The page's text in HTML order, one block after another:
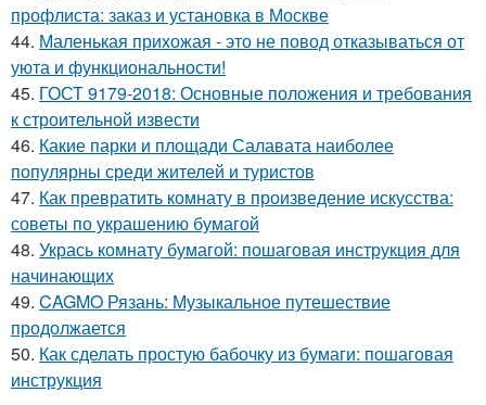
профлиста: заказ и установка в Москве
44. Маленькая прихожая - это не повод отказываться от
уюта и функциональности!
45. ГОСТ 9179-2018: Основные положения и требования
к строительной извести
46. Какие парки и площади Салавата наиболее
популярны среди жителей и туристов
47. Как превратить комнату в произведение искусства:
советы по украшению бумагой
48. Укрась комнату бумагой: пошаговая инструкция для
начинающих
49. CAGMO Рязань: Музыкальное путешествие
продолжается
50. Как сделать простую бабочку из бумаги: пошаговая
инструкция